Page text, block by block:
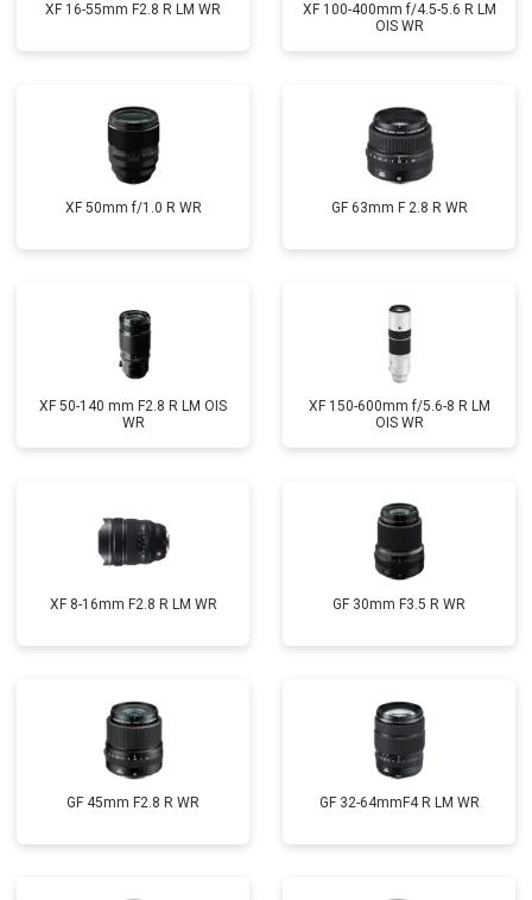
XF 16-55mm F2.8 R LM WR
XF 100-400mm f/4.5-5.6 R LM
OIS WR
XF 50mm f/1.0 R WR GF 63mm F 2.8 R WR
XF 50-140 mm F2.8 R LM OIS
WR
XF 150-600mm f/5.6-8 R LM
OIS WR
XF 8-16mm F2.8 R LM WR GF 30mm F3.5 R WR
GF 45mm F2.8 R WR GF 32-64mmF4 R LM WR